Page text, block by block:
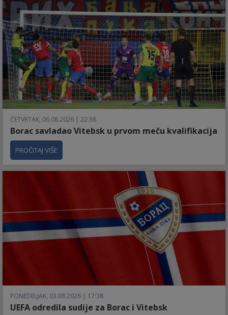
ČETVRTAK, 06.08.2026 | 22:36
Borac savladao Vitebsk u prvom meču kvalifikacija
PROČITAJ VIŠE
PONEDELJAK, 03.08.2026 | 17:38
UEFA odredila sudije za Borac i Vitebsk